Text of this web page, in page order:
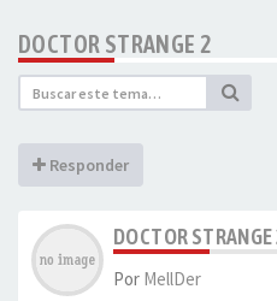
DOCTOR STRANGE 2
Responder
DOCTOR STRANGE
Por MellDer